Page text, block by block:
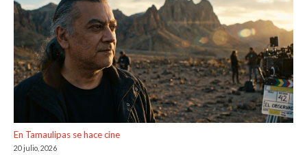
En Tamaulipas se hace cine
20 julio, 2026